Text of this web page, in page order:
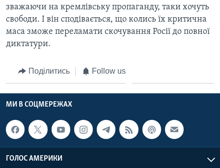
зважаючи на кремлівську пропаганду, таки хочуть
свободи. І він сподівається, що колись їх критична
маса зможе переламати скочування Росії до повної
диктатури.
Поділитись Follow us
МИ В СОЦМЕРЕЖАХ
ГОЛОС АМЕРИКИ